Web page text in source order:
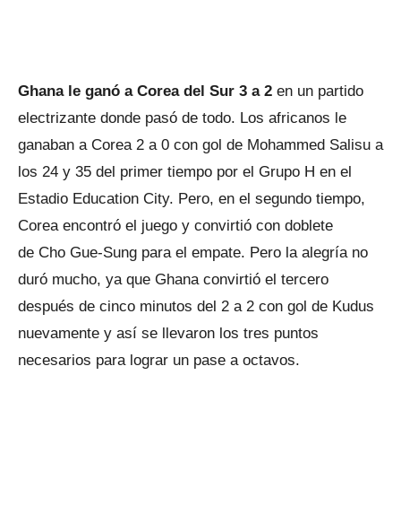
Ghana le ganó a Corea del Sur 3 a 2 en un partido
electrizante donde pasó de todo. Los africanos le
ganaban a Corea 2 a 0 con gol de Mohammed Salisu a
los 24 y 35 del primer tiempo por el Grupo H en el
Estadio Education City. Pero, en el segundo tiempo,
Corea encontró el juego y convirtió con doblete
de Cho Gue-Sung para el empate. Pero la alegría no
duró mucho, ya que Ghana convirtió el tercero
después de cinco minutos del 2 a 2 con gol de Kudus
nuevamente y así se llevaron los tres puntos
necesarios para lograr un pase a octavos.